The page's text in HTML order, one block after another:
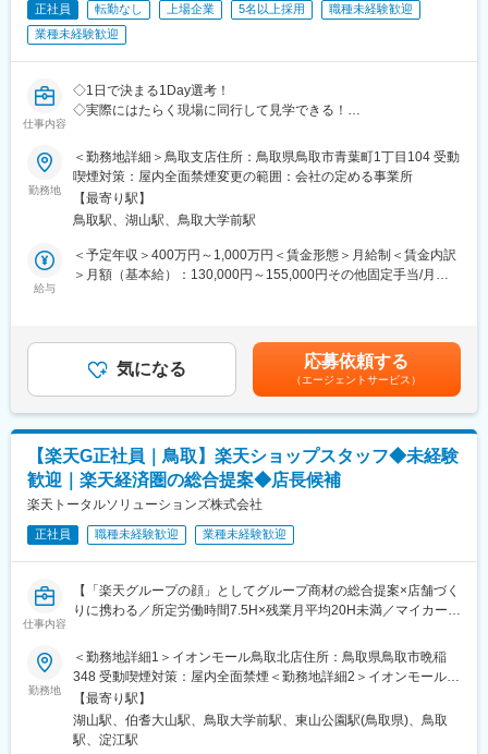
業や製造、事務が協力し合う風通しの良い職場です。
■業務の魅力
賞与実績5.7カ月分、年間休日119日、月平均残業10時間程度と働
ます。
■教育体制
びながら、先輩社員が丁寧に指導します。
■就業環境
社会保険完備、退職金制度や育児・看護休暇取得実績もあり、長
期的に安心して働けます。
■想定されるキャリアパス
製造研修後は営業業務に専任し、将来的には顧客管理や新規開拓
のリーダーなど多様なキャリアアップが可能です。
■企業の特徴/魅力
変更の範囲：会社の定める業務
正社員 転勤なし 上場企業 5名以上採用
職種未経験歓迎
業種未経験歓迎
仕事内容
◇1日で決まる1Day選考！
◇実際にはたらく現場に同行して見学できる！
■1Day選考の流れ
［1］支店に到着、営業と一緒に顧客先に訪問
［2］ランチをしてから帰社／※もちろん当社持ちです！
［3］面接
［4］スキルアップタイム見学／営業同士でスキルを高める時間で
※［3］［4］は前後する場合があります
◇家庭と仕事を両立したい方
◇営業が嫌いなわけじゃない。ただ“働き方”が合わなくなってしま
った
土地オーナーが所有する資産に対し、最適な土地活用の事業を提
案するコンサルティング営業です。
(1)土地オーナーへのアプローチ（リストを基にアプローチしま
(2)土地活用の提案をする
(3)受注を獲得する
～～ 土地活用の提案って？ ～～
遊休地など、活用できていない土地に対しアパートやマンション
街中にあるアパートやマンションはその土地およびマンションを
所有しているオーナー様がいて、家賃収益を得ています。つまり
【土地を活用している】ということです。
■業務の特徴：
勤務地
＜勤務地詳細＞鳥取支店住所：鳥取県鳥取市青葉町1丁目104 受動
喫煙対策：屋内全面禁煙変更の範囲：会社の定める事業所
【最寄り駅】
鳥取駅、湖山駅、鳥取大学前駅
給与
＜予定年収＞400万円～1,000万円＜賃金形態＞月給制＜賃金内訳
＞月額（基本給）：130,000円～155,000円その他固定手当/月：
業手当＞有＜給与補足＞年収650万円（月給31万円＋成果給＋賞
与）／入社1年目 メンバー年収841万円（月給42万円＋成果給＋
賞与）／入社2年目 メンバー年収1,156万円（月給56万円＋成果給
＋賞与）／入社5年目 メンバー賃金はあくまでも目安の金額であ
り、選考を通じて上下する可能性があります。月給(月額)は固定手
当を含めた表記です。
気になる 応募依頼する
（エージェントサービス）
【楽天G正社員｜鳥取】楽天ショップスタッフ◆未経験
歓迎｜楽天経済圏の総合提案◆店長候補
楽天トータルソリューションズ株式会社
正社員 職種未経験歓迎 業種未経験歓迎
仕事内容
【「楽天グループの顔」としてグループ商材の総合提案×店舗づく
りに携わる／所定労働時間7.5H×残業月平均20H未満／マイカー通
楽天モバイルショップに来店されるお客様へ、楽天経済圏の幅広
いサービスを総合的にご提案します。
単なる携帯販売ではなく、楽天グループ唯一の対面チャネルとし
て、お客様の生活をより豊かにするトータルサポートを行うポジ
ションです。
勤務地
＜勤務地詳細1＞イオンモール鳥取北店住所：鳥取県鳥取市晩稲
348 受動喫煙対策：屋内全面禁煙＜勤務地詳細2＞イオンモール日
吉津店住所：鳥取県西伯郡日吉津村日吉津1160-1 受動喫煙対策：
屋内全面禁煙変更の範囲：会社の定める事業所
【最寄り駅】
湖山駅、伯耆大山駅、鳥取大学前駅、東山公園駅(鳥取県)、鳥取
駅、淀江駅